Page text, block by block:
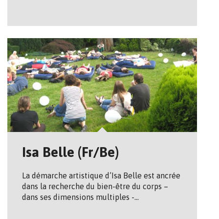
Isa Belle (Fr/Be)
La démarche artistique d’Isa Belle est ancrée
dans la recherche du bien-être du corps –
dans ses dimensions multiples -…